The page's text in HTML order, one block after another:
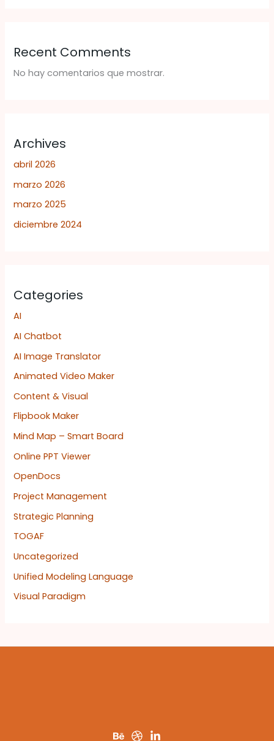
Recent Comments
No hay comentarios que mostrar.
Archives
abril 2026
marzo 2026
marzo 2025
diciembre 2024
Categories
AI
AI Chatbot
AI Image Translator
Animated Video Maker
Content & Visual
Flipbook Maker
Mind Map – Smart Board
Online PPT Viewer
OpenDocs
Project Management
Strategic Planning
TOGAF
Uncategorized
Unified Modeling Language
Visual Paradigm